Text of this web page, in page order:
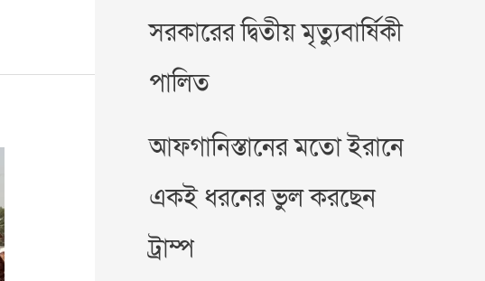
সরকারের দ্বিতীয় মৃত্যুবার্ষিকী
পালিত
আফগানিস্তানের মতো ইরানে
একই ধরনের ভুল করছেন
ট্রাম্প